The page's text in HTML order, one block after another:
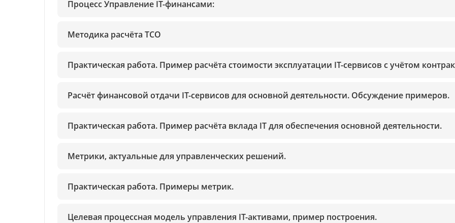
Процесс Управление IT-финансами:
Методика расчёта ТСО
Практическая работа. Пример расчёта стоимости эксплуатации IT-сервисов с учётом
Расчёт финансовой отдачи IT-сервисов для основной деятельности. Обсуждение примеров.
Практическая работа. Пример расчёта вклада IT для обеспечения основной деятельности.
Метрики, актуальные для управленческих решений.
Практическая работа. Примеры метрик.
Целевая процессная модель управления IT-активами, пример построения.